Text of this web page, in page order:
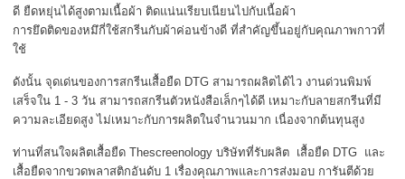
ดี ยืดหยุ่นได้สูงตามเนื้อผ้า ติดแน่นเรียบเนียนไปกับเนื้อผ้า
การยึดติดของหมึกี่ใช้สกรีนกับผ้าค่อนข้างดี ที่สำคัญขึ้นอยู่กับคุณภาพกาวที่
ใช้
ดังนั้น จุดเด่นของการสกรีนเสื้อยืด DTG สามารถผลิตได้ไว งานด่วนพิมพ์
เสร็จใน 1 - 3 วัน สามารถสกรีนตัวหนังสือเล็กๆได้ดี เหมาะกับลายสกรีนที่มี
ความละเอียดสูง ไม่เหมาะกับการผลิตในจำนวนมาก เนื่องจากต้นทุนสูง
ท่านที่สนใจผลิตเสื้อยืด Thescreenology บริษัทที่รับผลิต เสื้อยืด DTG และ
เสื้อยืดจากขวดพลาสติกอันดับ 1 เรื่องคุณภาพและการส่งมอบ การันตีด้วย